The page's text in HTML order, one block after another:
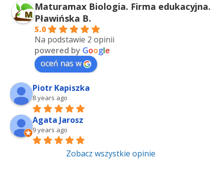
Maturamax Biologia. Firma edukacyjna.
Pławińska B.
5.0
Na podstawie 2 opinii
powered by Google
oceń nas w
Piotr Kapiszka
8 years ago
Agata Jarosz
9 years ago
Zobacz wszystkie opinie